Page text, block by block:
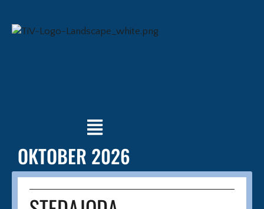
OKTOBER 2026